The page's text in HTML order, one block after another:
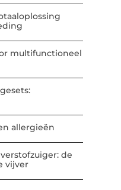
multifunctioneel
allergieën
de
vijver